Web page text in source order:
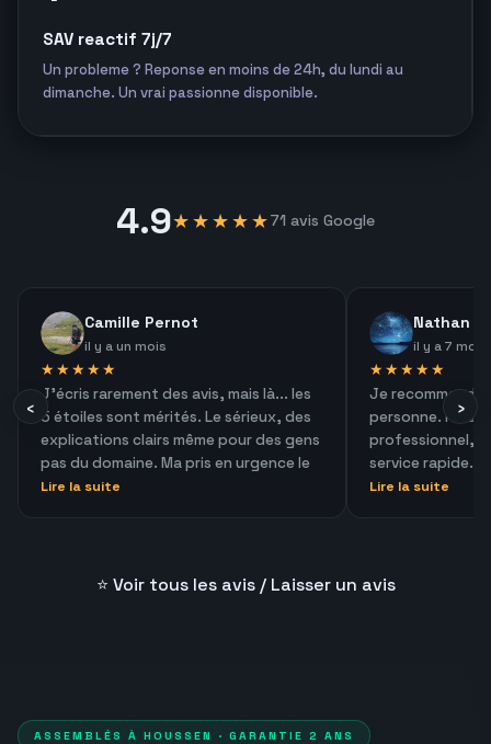
SAV reactif 7j/7
Un probleme ? Reponse en moins de 24h, du lundi au
dimanche. Un vrai passionne disponible.
4.9★★★★★71 avis Google
‹
Camille Pernot
il y a un mois
★★★★★
J'écris rarement des avis, mais là... les
5 étoiles sont mérités. Le sérieux, des
explications clairs même pour des gens
pas du domaine. Ma pris en urgence le
dimanche sans soucis. Il prend le temps
possible. Et le temps passé sur mon pc
Lire la suite
Nathan
il y a 7 mois
★★★★★
Je
personne.
professionnel,
service rapide.
monter mon pc
j'avais de base
Lire la suite
›
⭐ Voir tous les avis / Laisser un avis
ASSEMBLÉS À HOUSSEN · GARANTIE 2 ANS